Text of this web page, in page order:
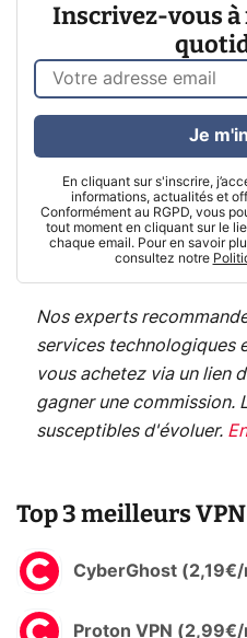
Inscrivez-vous
En cliquant sur s'inscrire,
informations, actualités et
Conformément au RGPD, vous
tout moment en cliquant sur le
chaque email. Pour en savoir
consultez notre
Je
Nos experts
services technologiques
vous achetez via un lien
gagner une commission.
susceptibles d'évoluer.
Top 3 meilleurs VPN
CyberGhost (2,19€/
Proton VPN